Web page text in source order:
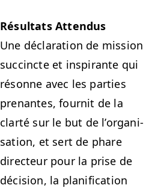
Résul­tats Atten­dus
Une déc­la­ra­tion de mis­sion
suc­cincte et inspi­rante qui
résonne avec les par­ties
prenantes, four­nit de la
clarté sur le but de l’or­gan­i­
sa­tion, et sert de phare
directeur pour la prise de
déci­sion, la plan­i­fi­ca­tion